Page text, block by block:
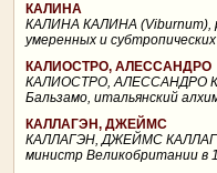
КАЛИНА
КАЛИНА КАЛИНА (Viburnum),
умеренных и
КАЛИОСТРО, АЛЕССАНДРО
КАЛИОСТРО, АЛЕССАНДРО
Бальзамо, итальянский
КАЛЛАГЭН, ДЖЕЙМС
КАЛЛАГЭН, ДЖЕЙМС
министр Великобритании в